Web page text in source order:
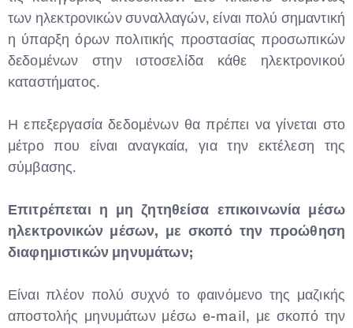
των ηλεκτρονικών συναλλαγών, είναι πολύ σημαντική
η ύπαρξη όρων πολιτικής προστασίας προσωπικών
δεδομένων στην ιστοσελίδα κάθε ηλεκτρονικού
καταστήματος.
Η επεξεργασία δεδομένων θα πρέπει να γίνεται στο
μέτρο που είναι αναγκαία, για την εκτέλεση της
σύμβασης.
Επιτρέπεται η μη ζητηθείσα επικοινωνία μέσω
ηλεκτρονικών μέσων, με σκοπό την προώθηση
διαφημιστικών μηνυμάτων;
Είναι πλέον πολύ συχνό το φαινόμενο της μαζικής
αποστολής μηνυμάτων μέσω e-mail, με σκοπό την